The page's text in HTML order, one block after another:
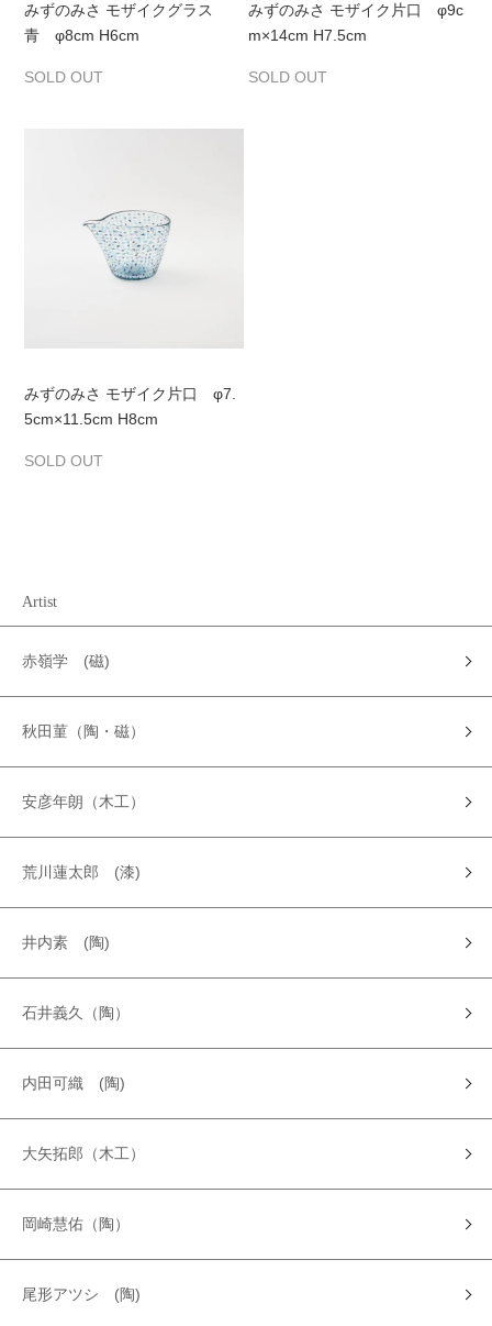
みずのみさ モザイクグラス
青 φ8cm H6cm
SOLD OUT
みずのみさ モザイク片口 φ9c
m×14cm H7.5cm
SOLD OUT
みずのみさ モザイク片口 φ7.
5cm×11.5cm H8cm
SOLD OUT
Artist
赤嶺学 (磁)
秋田菫（陶・磁）
安彦年朗（木工）
荒川蓮太郎 (漆)
井内素 (陶)
石井義久（陶）
内田可織 (陶)
大矢拓郎（木工）
岡崎慧佑（陶）
尾形アツシ (陶)